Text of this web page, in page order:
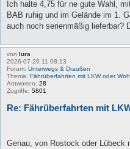
Ich halte 4,75 für ne gute Wahl,
BAB ruhig und im Gelände im 1.
auch noch serienmäßig lieferbar?
von lura
2026-07-26 11:08:13
Forum: Unterwegs & Draußen
Thema: Fährüberfahrten mit LKW oder
Antworten: 28
Zugriffe: 5801
Re: Fährüberfahrten mit
Genau, von Rostock oder Lübeck